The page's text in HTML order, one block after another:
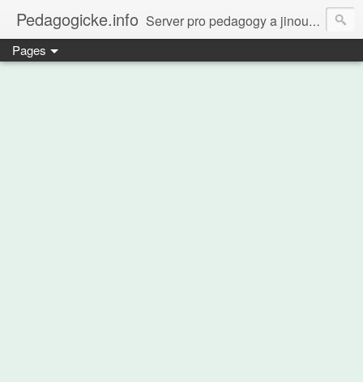
Pedagogicke.info Server pro pedagogy a jinou zvířenu
Pages